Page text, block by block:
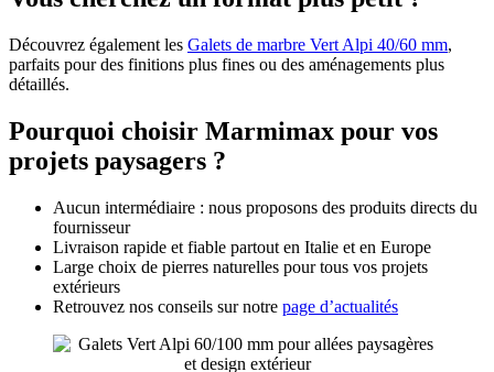
Découvrez également les Galets de marbre Vert Alpi 40/60 mm,
parfaits pour des finitions plus fines ou des aménagements plus
détaillés.
Pourquoi choisir Marmimax pour vos
projets paysagers ?
Aucun intermédiaire : nous proposons des produits directs du
fournisseur
Livraison rapide et fiable partout en Italie et en Europe
Large choix de pierres naturelles pour tous vos projets
extérieurs
Retrouvez nos conseils sur notre page d’actualités